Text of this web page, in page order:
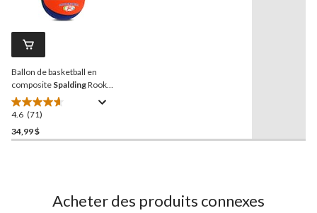
évaluations
Ballon de basketball en
composite SpaldingRookie
Gear, jeunes,
intérieur/extérieur,
po)
4.6 (71)
4.6
étoile(s)
sur
34,99 $
Acheter des produits connexes